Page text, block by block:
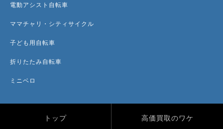
電動アシスト自転車
ママチャリ・シティサイクル
子ども用自転車
折りたたみ自転車
ミニベロ
トップ 高価買取のワケ